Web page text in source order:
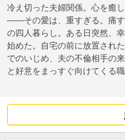
冷え切った夫婦関係。心を癒
――その愛は、重すぎる。痛
の四人暮らし。ある日突然、
始めた。自宅の前に放置され
でのいじめ、夫の不倫相手の
と好意をまっすぐ向けてくる
う。自然体の大塚の優しさに
コたち、家族の運命は…？※『
縦スクロールに編集したもの